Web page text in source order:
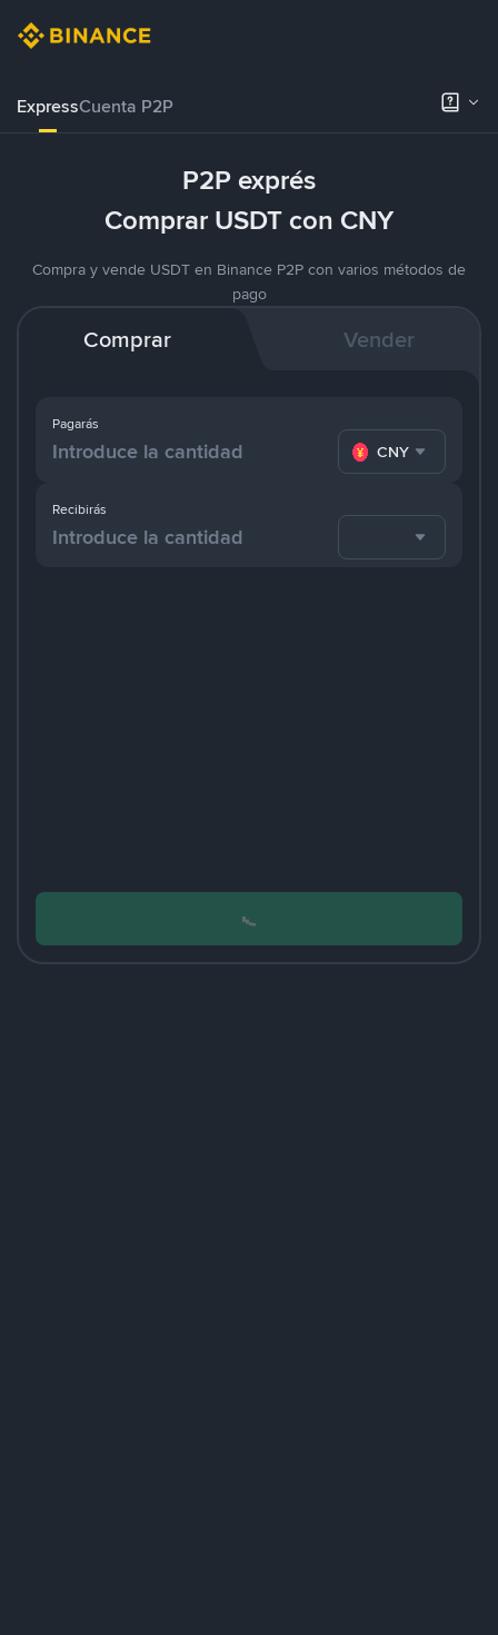
ExpressCuenta P2P
P2P exprés
Comprar USDT con CNY
Compra y vende USDT en Binance P2P con varios métodos de
pago
Comprar Vender
Pagarás
CNY
Recibirás